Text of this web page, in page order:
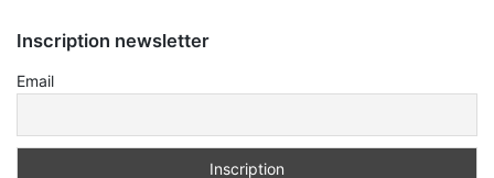
Inscription newsletter
Email